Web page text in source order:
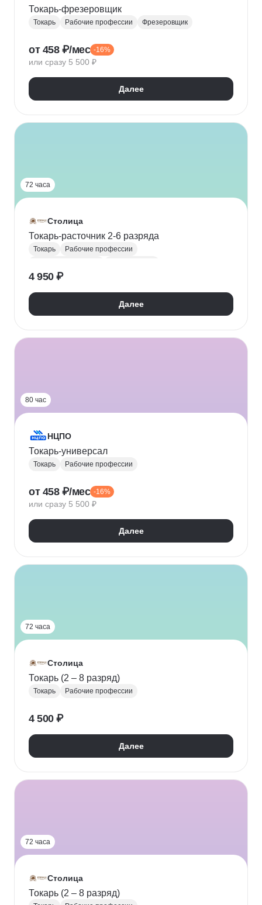
Токарь-фрезеровщик
Токарь Рабочие профессии Фрезеровщик
от 458 ₽/мес -16%
или сразу 5 500 ₽
Далее
72 часа
Столица
Токарь-расточник 2-6 разряда
Токарь
Рабочие профессии
Техника безопасности
4 950 ₽
Далее
80 час
НЦПО
Токарь-универсал
Токарь Рабочие профессии
от 458 ₽/мес -16%
или сразу 5 500 ₽
Далее
72 часа
Столица
Токарь (2 – 8 разряд)
Токарь Рабочие профессии
4 500 ₽
Далее
72 часа
Столица
Токарь (2 – 8 разряд)